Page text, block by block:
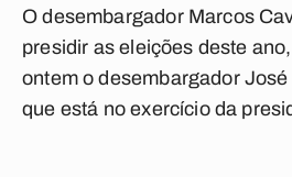
O desembargador Marcos
presidir as eleições deste
ontem o desembargador
que está no exercício da